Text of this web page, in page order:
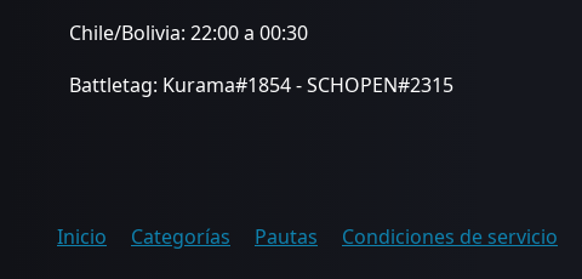
Chile/Bolivia: 22:00 a 00:30
Battletag: Kurama#1854 - SCHOPEN#2315
Inicio Categorías Pautas Condiciones de servicio